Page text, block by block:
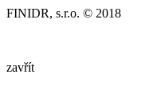
FINIDR, s.r.o. © 2018
zavřít